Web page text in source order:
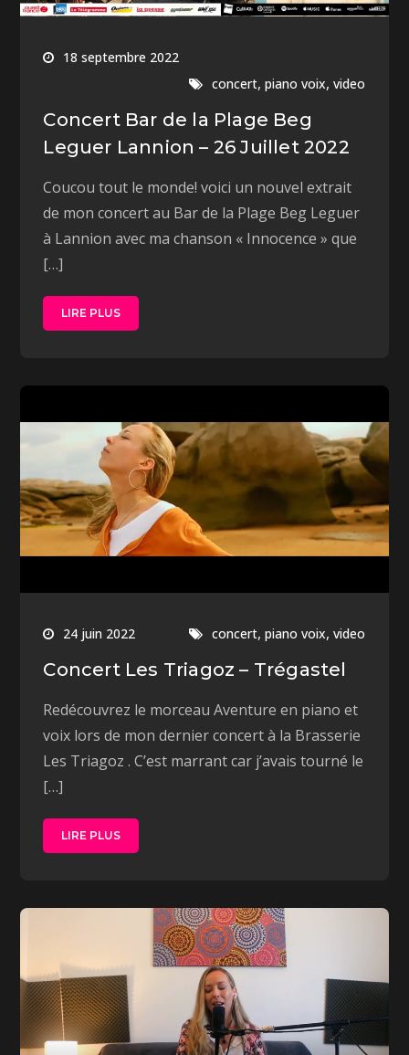
18 septembre 2022
concert,piano voix,video
Concert Bar de la Plage Beg
Leguer Lannion – 26 Juillet 2022
Coucou tout le monde! voici un nouvel extrait
de mon concert au Bar de la Plage Beg Leguer
à Lannion avec ma chanson « Innocence » que
[…]
LIRE PLUS
24 juin 2022 concert,piano voix,video
Concert Les Triagoz – Trégastel
Redécouvrez le morceau Aventure en piano et
voix lors de mon dernier concert à la Brasserie
Les Triagoz . C’est marrant car j’avais tourné le
[…]
LIRE PLUS